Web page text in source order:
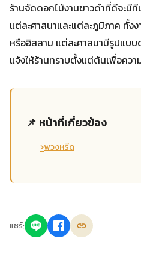
ร้านจัดดอกไม้งานขาวดำที่ดีจะมีที
แต่ละศาสนาและแต่ละภูมิภาค ทั้
หรืออิสลาม แต่ละศาสนามีรูปแบ
แจ้งให้ร้านทราบตั้งแต่ต้นเพื่อควา
📌 หน้าที่เกี่ยวข้อง
›พวงหรีด
แชร์: